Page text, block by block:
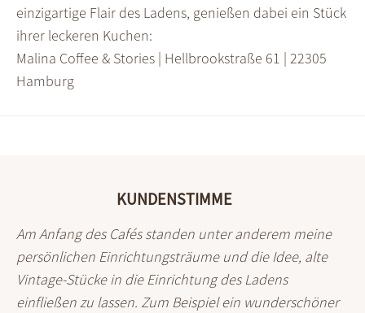
einzigartige Flair des Ladens, genießen dabei ein Stück
ihrer leckeren Kuchen:
Malina Coffee & Stories | Hellbrookstraße 61 | 22305
Hamburg
KUNDENSTIMME
Am Anfang des Cafés standen unter anderem meine
persön­lichen Ein­richtungs­träume und die Idee, alte
Vintage-Stücke in die Ein­richtung des Ladens
einfließen zu lassen. Zum Bei­spiel ein wunder­schöner